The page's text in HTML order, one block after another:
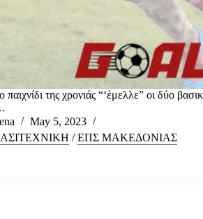
παιχνίδι της χρονιάς “‘έμελλε” οι δύο
May 5, 2023
/ΕΠΣ ΜΑΚΕΔΟΝΙΑΣ